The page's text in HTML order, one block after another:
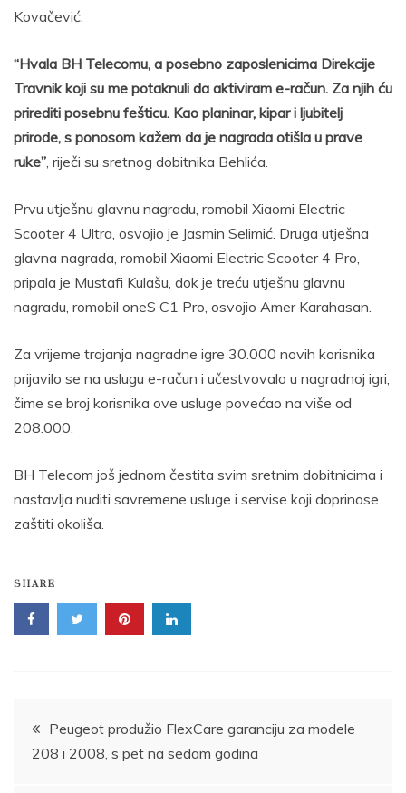
Kovačević.
“Hvala BH Telecomu, a posebno zaposlenicima Direkcije
Travnik koji su me potaknuli da aktiviram e-račun. Za njih ću
prirediti posebnu fešticu. Kao planinar, kipar i ljubitelj
prirode, s ponosom kažem da je nagrada otišla u prave
ruke”, riječi su sretnog dobitnika Behlića.
Prvu utješnu glavnu nagradu, romobil Xiaomi Electric
Scooter 4 Ultra, osvojio je Jasmin Selimić. Druga utješna
glavna nagrada, romobil Xiaomi Electric Scooter 4 Pro,
pripala je Mustafi Kulašu, dok je treću utješnu glavnu
nagradu, romobil oneS C1 Pro, osvojio Amer Karahasan.
Za vrijeme trajanja nagradne igre 30.000 novih korisnika
prijavilo se na uslugu e-račun i učestvovalo u nagradnoj igri,
čime se broj korisnika ove usluge povećao na više od
208.000.
BH Telecom još jednom čestita svim sretnim dobitnicima i
nastavlja nuditi savremene usluge i servise koji doprinose
zaštiti okoliša.
SHARE
Post
navigation
Peugeot produžio FlexCare garanciju za modele
208 i 2008, s pet na sedam godina